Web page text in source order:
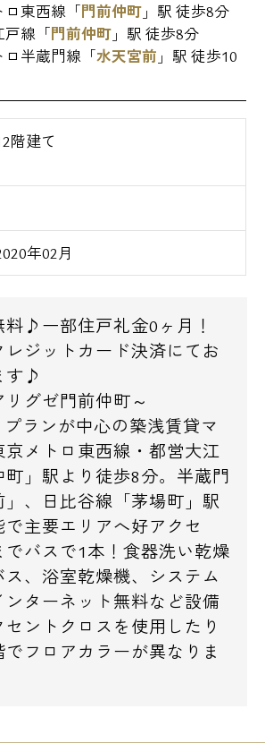
ロ東西線「門前仲町 」駅 徒歩8分
戸線「門前仲町 」駅 徒歩8分
ロ半蔵門線「水天宮前 」駅 徒歩10
階建て
年02月
料♪一部住戸礼金0ヶ月！
ジットカード決済にてお
す♪
リグゼ門前仲町～
ランが中心の築浅賃貸マ
京メトロ東西線・都営大江
町」駅より徒歩8分。半蔵門
」、日比谷線「茅場町」駅
で主要エリアへ好アクセ
でバスで1本！食器洗い乾燥
、浴室乾燥機、システム
ンターネット無料など設備
セントクロスを使用したり
フロアカラーが異なりま